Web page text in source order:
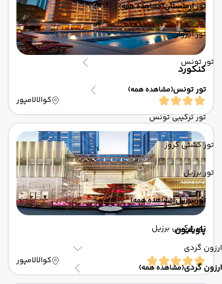
تور ارمنستان(مشاهده همه)
تور ایروان
تور تونس
تور تونس(مشاهده همه)
تور ترکیبی تونس
تور کشتی کروز
تور برزیل
تور برزیل(مشاهده همه)
تور ترکیبی برزیل
ارزون گردی
ارزون گردی(مشاهده همه)
کنکورد
کوالالامپور
پاویلیون
کوالالامپور